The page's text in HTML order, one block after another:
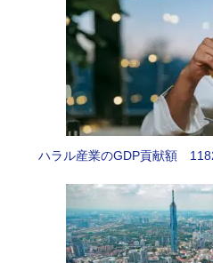
ハラル産業のGDP貢献額